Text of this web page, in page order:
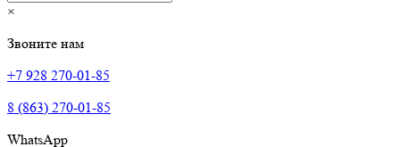
×
Звоните нам
+7 928 270-01-85
8 (863) 270-01-85
WhatsApp